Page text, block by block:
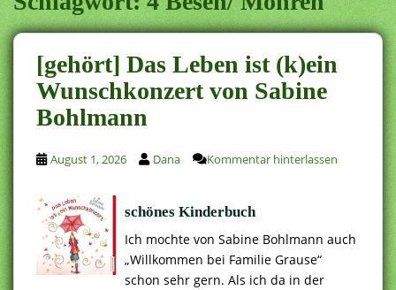
c
o
n
t
e
n
t
[gehört] Das Leben ist (k)ein
Wunschkonzert von Sabine
Bohlmann
August 1, 2026 Dana Kommentar hinterlassen
schönes Kinderbuch
Ich mochte von Sabine Bohlmann auch
„Willkommen bei Familie Grause“
schon sehr gern. Als ich da in der